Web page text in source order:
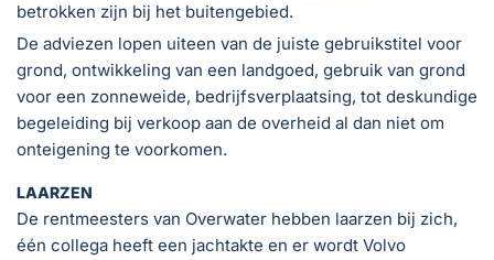
betrokken zijn bij het buitengebied.
De adviezen lopen uiteen van de juiste gebruikstitel voor
grond, ontwikkeling van een landgoed, gebruik van grond
voor een zonneweide, bedrijfsverplaatsing, tot deskundige
begeleiding bij verkoop aan de overheid al dan niet om
onteigening te voorkomen.
LAARZEN
De rentmeesters van Overwater hebben laarzen bij zich,
één collega heeft een jachtakte en er wordt Volvo